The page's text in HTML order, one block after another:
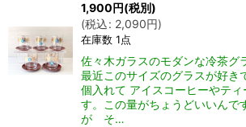
1,900 円(税別)
(税込: 2,090円)
在庫数 1点
佐々木ガラスのモダンな冷茶グ
最近このサイズのグラスが好
個入れて アイスコーヒーやティ
す。この量がちょうどいいんで
が そ…